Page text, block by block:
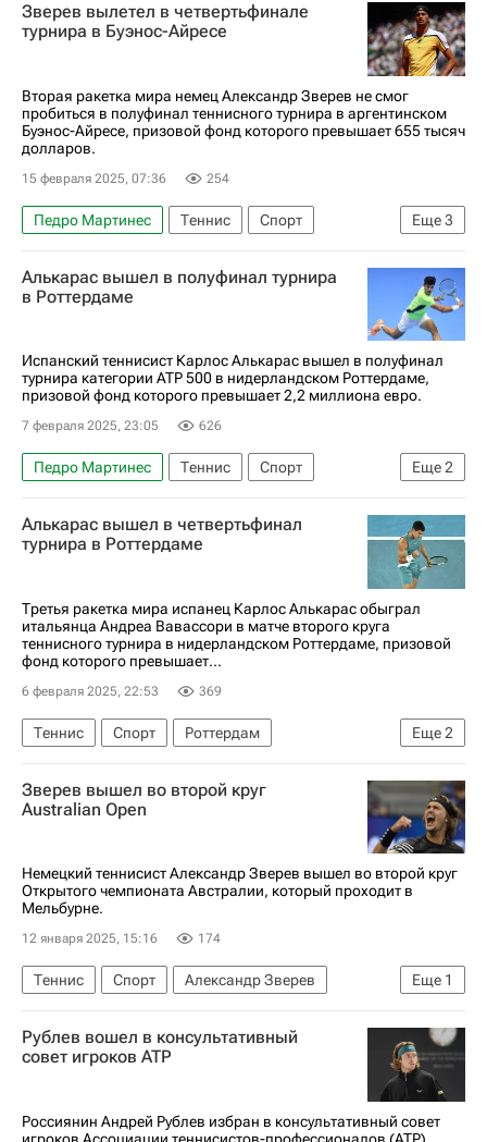
Ролан Гаррос
Зверев вылетел в четвертьфинале
турнира в Буэнос-Айресе
Вторая ракетка мира немец Александр Зверев не смог
пробиться в полуфинал теннисного турнира в аргентинском
Буэнос-Айресе, призовой фонд которого превышает 655 тысяч
долларов.
15 февраля 2025, 07:36 254
Еще3
Педро Мартинес Теннис
Спорт
Буэнос-Айрес (город)
Александр Зверев
Франсиско Черундоло
Алькарас вышел в полуфинал турнира
в Роттердаме
Испанский теннисист Карлос Алькарас вышел в полуфинал
турнира категории ATP 500 в нидерландском Роттердаме,
призовой фонд которого превышает 2,2 миллиона евро.
7 февраля 2025, 23:05 626
Еще2
Педро Мартинес Теннис
Спорт
Карлос Алькарас
Андрей Рублев
Алькарас вышел в четвертьфинал
турнира в Роттердаме
Третья ракетка мира испанец Карлос Алькарас обыграл
итальянца Андреа Вавассори в матче второго круга
теннисного турнира в нидерландском Роттердаме, призовой
фонд которого превышает...
6 февраля 2025, 22:53 369
Еще2
Теннис Спорт
Роттердам
Андреа Вавассори
Карлос Алькарас
Зверев вышел во второй круг
Australian Open
Немецкий теннисист Александр Зверев вышел во второй круг
Открытого чемпионата Австралии, который проходит в
Мельбурне.
12 января 2025, 15:16 174
Еще 1
Теннис Спорт
Александр Зверев
Australian Open
Рублев вошел в консультативный
совет игроков ATP
Россиянин Андрей Рублев избран в консультативный совет
игроков Ассоциации теннисистов-профессионалов (ATP),